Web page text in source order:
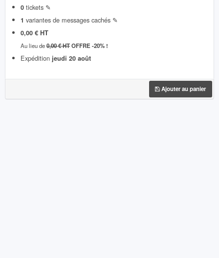
0 tickets ✎
1 variantes de messages cachés ✎
0,00 € HT
Au lieu de0,00 € HTOFFRE -20% !
Expédition jeudi 20 août
Ajouter au panier